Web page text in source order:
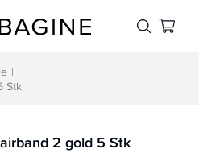
Stk
2 gold 5 Stk